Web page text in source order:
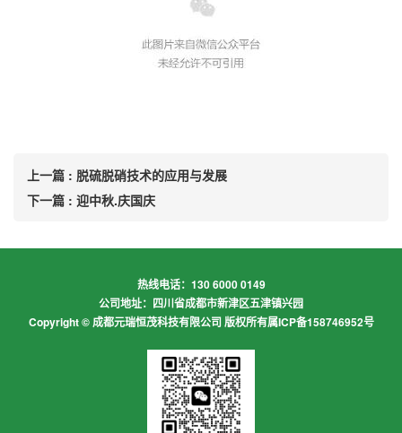
上一篇 : 脱硫脱硝技术的应用与发展
下一篇 : 迎中秋.庆国庆
热线电话：130 6000 0149
公司地址：四川省成都市新津区五津镇兴园
Copyright © 成都元瑞恒茂科技有限公司 版权所有属ICP备158746952号